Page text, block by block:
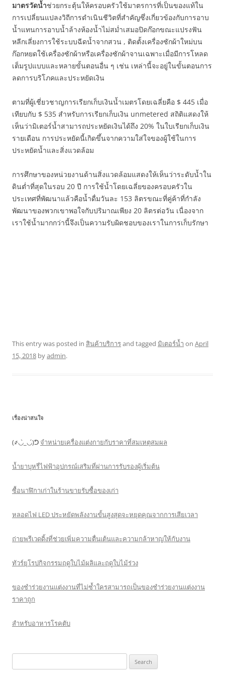
มาตรวัดน้ำช่วยกระตุ้นให้ครอบครัวใช้มาตรการที่เป็นของแท้ใน
การเปลี่ยนแปลงวิถีการดำเนินชีวิตที่สำคัญซึ่งเกี่ยวข้องกับการอาบ
น้ำแทนการอาบน้ำล้างห้องน้ำไม่สม่ำเสมอปิดก๊อกขณะแปรงฟัน
หลีกเลี่ยงการใช้ระบบฉีดน้ำจากสวน , ติดตั้งเครื่องซักผ้าใหม่บน
ก๊อกหยดใช้เครื่องซักผ้าหรือเครื่องซักผ้าจานเฉพาะเมื่อมีการโหลด
เต็มรูปแบบและหลายขั้นตอนอื่น ๆ เช่น เหล่านี้จะอยู่ในขั้นตอนการ
ลดการบริโภคและประหยัดเงิน
ตามที่ผู้เชี่ยวชาญการเรียกเก็บเงินน้ำเมตรโดยเฉลี่ยคือ $ 445 เมื่อ
เทียบกับ $ 535 สำหรับการเรียกเก็บเงิน unmetered สถิติแสดงให้
เห็นว่ามิเตอร์น้ำสามารถประหยัดเงินได้ถึง 20% ในใบเรียกเก็บเงิน
รายเดือน การประหยัดนี้เกิดขึ้นจากความใส่ใจของผู้ใช้ในการ
ประหยัดน้ำและสิ่งแวดล้อม
การศึกษาของหน่วยงานด้านสิ่งแวดล้อมแสดงให้เห็นว่าระดับน้ำใน
ดินต่ำที่สุดในรอบ 20 ปี การใช้น้ำโดยเฉลี่ยของครอบครัวใน
ประเทศที่พัฒนาแล้วคือน้ำดื่มวันละ 153 ลิตรขณะที่คู่ค้าที่กำลัง
พัฒนาของพวกเขาพอใจกับปริมาณเพียง 20 ลิตรต่อวัน เนื่องจาก
เราใช้น้ำมากกว่านี้จึงเป็นความรับผิดชอบของเราในการเก็บรักษา
This entry was posted in สินค้าบริการand tagged มิเตอร์น้ำ on April
15, 2018 byadmin.
เรื่องน่าสนใจ
(҂◡̀_◡́)ᕤ จำหน่ายเครื่องแต่งกายกับราคาที่สมเหตุสมผล
น้ำยาบุหรี่ไฟฟ้าอุปกรณ์เสริมที่ผ่านการรับรองผู้เริ่มต้น
ซื้อนาฬิกาเก่าในร้านขายรับซื้อของเก่า
หลอดไฟ LED ประหยัดพลังงานขั้นสูงสุดจะหยุดคุณจากการเสียเวลา
ถ่ายพรีเวดดิ้งที่ช่วยเพิ่มความตื่นเต้นและความกล้าหาญให้กับงาน
ทัวร์ยุโรปกิจกรรมฤดูใบไม้ผลิและฤดูใบไม้ร่วง
ของชำร่วยงานแต่งงานที่ไม่ซ้ำใครสามารถเป็นของชำร่วยงานแต่งงาน
ราคาถูก
สำหรับอาหารโรคตับ
for: